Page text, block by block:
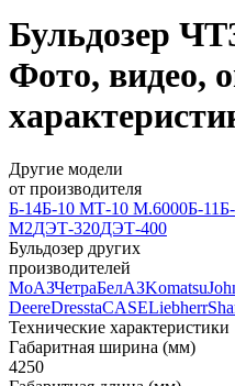
Бульдозер
Фото, видео,
Другие модели
от производителя
Б-14Б-10 МТ-10 М.6000Б-11
М2ДЭТ-320ДЭТ-400
Бульдозер других
производителей
МоАЗЧетраБелАЗKomatsu
DeereDresstaCASELiebherr
Технические характеристики
Габаритная ширина (мм)
4250